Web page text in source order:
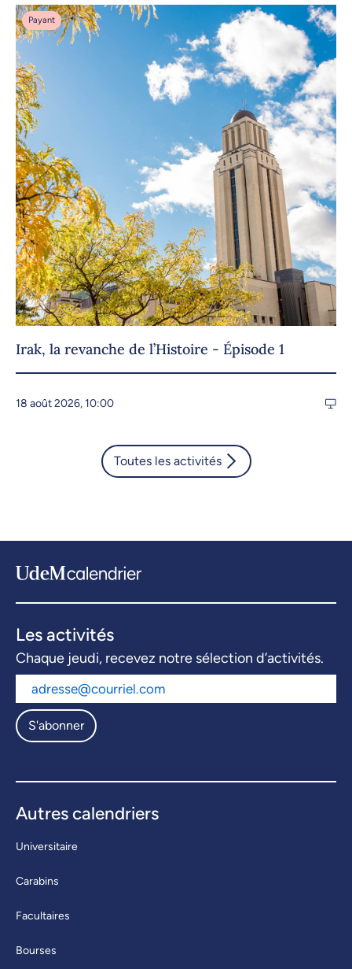
Payant
Irak, la revanche de l’Histoire - Épisode 1
18 août 2026, 10:00
Toutes les activités
Les activités
Chaque jeudi, recevez notre sélection d’activités.
S'abonner
Autres calendriers
Universitaire
Carabins
Facultaires
Bourses